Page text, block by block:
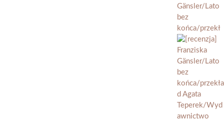
Gänsler/Lato
bez
końca/przekł